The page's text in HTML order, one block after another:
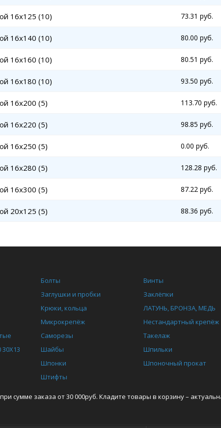
16x125 (10) 73.31 руб.
16x140 (10) 80.00 руб.
16x160 (10) 80.51 руб.
16x180 (10) 93.50 руб.
16x200 (5) 113.70 руб.
16x220 (5) 98.85 руб.
16x250 (5) 0.00 руб.
16x280 (5) 128.28 руб.
16x300 (5) 87.22 руб.
20x125 (5) 88.36 руб.
Болты
Винты
Заглушки и пробки
Заклёпки
Крюки, кольца
ЛАТУНЬ, БРОНЗА, МЕДЬ
Микрокрепёж
Нестандартный крепёж
Саморезы
Такелаж
Шайбы
Шпильки
Шпонки
Шпоночный прокат
Штифты
заказа от 30 000руб. Кладите товары в корзину –